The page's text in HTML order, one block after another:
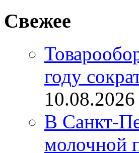
Свежее
году
В Санкт-
молочной